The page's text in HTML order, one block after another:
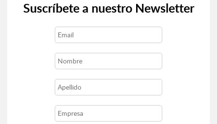
Suscríbete a nuestro Newsletter